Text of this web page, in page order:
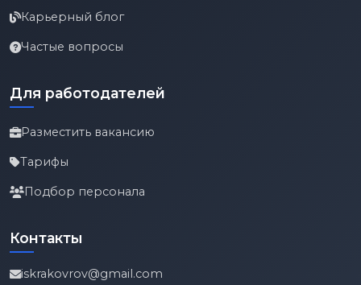
Карьерный блог
Частые вопросы
Для работодателей
Разместить вакансию
Тарифы
Подбор персонала
Контакты
iskrakovrov@gmail.com